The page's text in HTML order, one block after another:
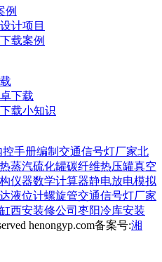
例
计项目
载案例
下载
载小知识
控手册编制 交通信号灯厂家北
蒸汽硫化罐碳纤维热压罐真空
仪器数学计算器静电放电模拟
液位计螺旋管交通信号灯厂家
西安装修公司 枣阳冷库安装
henongyp.com备案号:湘